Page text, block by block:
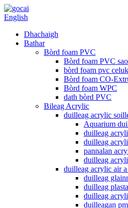
English
Dhachaigh
Bathar
Bòrd foam PVC
Bòrd foam PVC
bòrd foam pvc
Bòrd foam CO-
Bòrd foam WPC
dath bòrd PVC
Bileag Acrylic
duilleag acrylic
Aquarium
duilleag
duilleag
pannalan
duilleag
duilleag acrylic air
duilleag
duilleag
duilleag
duilleagan